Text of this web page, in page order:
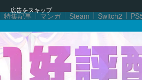
広告をスキップ
特集記事 マンガ Steam Switch2